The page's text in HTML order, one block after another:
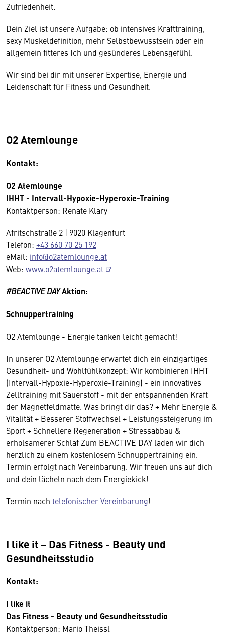
Zufriedenheit.
Dein Ziel ist unsere Aufgabe: ob intensives Krafttraining,
sexy Muskeldefinition, mehr Selbstbewusstsein oder ein
allgemein fitteres Ich und gesünderes Lebensgefühl.
Wir sind bei dir mit unserer Expertise, Energie und
Leidenschaft für Fitness und Gesundheit.
O2 Atemlounge
Kontakt:
O2 Atemlounge
IHHT - Intervall-Hypoxie-Hyperoxie-Training
Kontaktperson: Renate Klary
Afritschstraße 2 | 9020 Klagenfurt
Telefon: +43 660 70 25 192
eMail: info@o2atemlounge.at
Web: www.o2atemlounge.at
#BEACTIVE DAYAktion:
Schnuppertraining
O2 Atemlounge - Energie tanken leicht gemacht!
In unserer O2 Atemlounge erwartet dich ein einzigartiges
Gesundheit- und Wohlfühlkonzept: Wir kombinieren IHHT
(Intervall-Hypoxie-Hyperoxie-Training) - ein innovatives
Zelltraining mit Sauerstoff - mit der entspannenden Kraft
der Magnetfeldmatte. Was bringt dir das? + Mehr Energie &
Vitalität + Besserer Stoffwechsel + Leistungssteigerung im
Sport + Schnellere Regeneration + Stressabbau &
erholsamerer Schlaf Zum BEACTIVE DAY laden wir dich
herzlich zu einem kostenlosem Schnuppertraining ein.
Termin erfolgt nach Vereinbarung. Wir freuen uns auf dich
und dein lächeln nach dem Energiekick!
Termin nach telefonischer Vereinbarung!
I like it − Das Fitness - Beauty und
Gesundheitsstudio
Kontakt:
I like it
Das Fitness - Beauty und Gesundheitsstudio
Kontaktperson: Mario Theissl